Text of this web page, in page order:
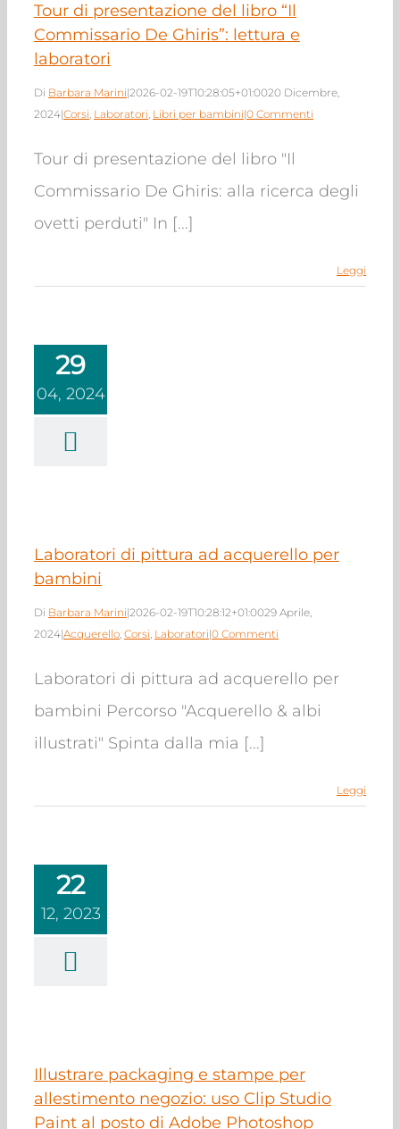
Tour di presentazione del libro “Il
Commissario De Ghiris”: lettura e
laboratori
Di Barbara Marini|2026-02-19T10:28:05+01:0020 Dicembre,
2024|Corsi, Laboratori, Libri per bambini|0 Commenti
Tour di presentazione del libro "Il
Commissario De Ghiris: alla ricerca degli
ovetti perduti" In [...]
Leggi
29
04, 2024
Laboratori di pittura ad acquerello per
bambini
Di Barbara Marini|2026-02-19T10:28:12+01:0029 Aprile,
2024|Acquerello, Corsi, Laboratori|0 Commenti
Laboratori di pittura ad acquerello per
bambini Percorso "Acquerello & albi
illustrati" Spinta dalla mia [...]
Leggi
22
12, 2023
packaging e
per
negozio:
Studio Paint al
di Adobe
Illustrare packaging e stampe per
allestimento negozio: uso Clip Studio
Paint al posto di Adobe Photoshop